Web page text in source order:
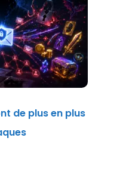
de plus en plus